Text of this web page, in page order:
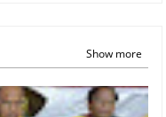
Show more